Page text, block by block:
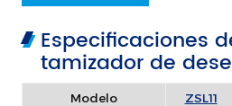
Especificaciones
tamizador de
Modelo ZSL11